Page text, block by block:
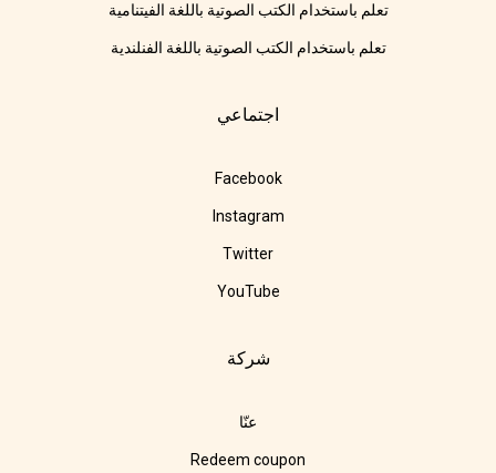
تعلم باستخدام الكتب الصوتية باللغة الفيتنامية
تعلم باستخدام الكتب الصوتية باللغة الفنلندية
اجتماعي
Facebook
Instagram
Twitter
YouTube
شركة
عنّا
Redeem coupon